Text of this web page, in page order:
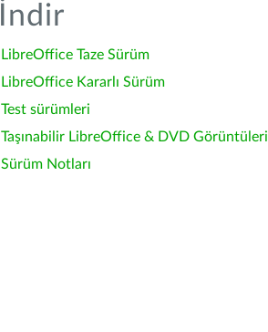
İndir
LibreOffice Taze Sürüm
LibreOffice Kararlı Sürüm
Test sürümleri
Taşınabilir LibreOffice & DVD Görüntüleri
Sürüm Notları